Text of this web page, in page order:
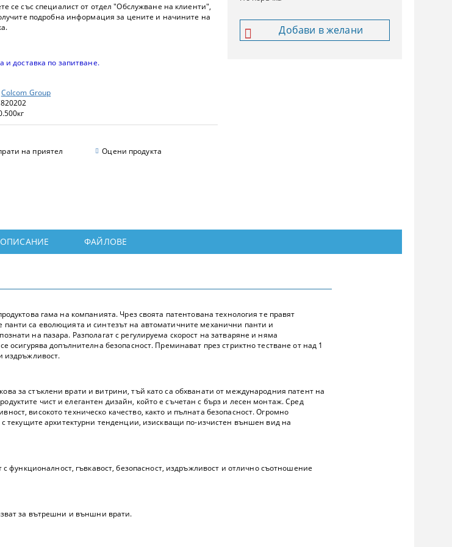
се със специалист от отдел "Обслужване на клиенти",
подробна информация за цените и начините на
и доставка по запитване.
Colcom Group
кг
на приятел Оцени продукта
Добави в желани
ФАЙЛОВЕ
гама на компанията. Чрез своята патентована технология те правят
са еволюцията и синтезът на автоматичните механични панти и
на пазара. Разполагат с регулируема скорост на затваряне и няма
осигурява допълнителна безопасност. Преминават през стриктно тестване от над 1
издръжливост.
за стъклени врати и витрини, тъй като са обхванати от международния патент на
чист и елегантен дизайн, който е съчетан с бърз и лесен монтаж. Сред
високото техническо качество, както и пълната безопасност. Огромно
текущите архитектурни тенденции, изискващи по-изчистен външен вид на
с функционалност, гъвкавост, безопасност, издръжливост и отлично съотношение
за вътрешни и външни врати.